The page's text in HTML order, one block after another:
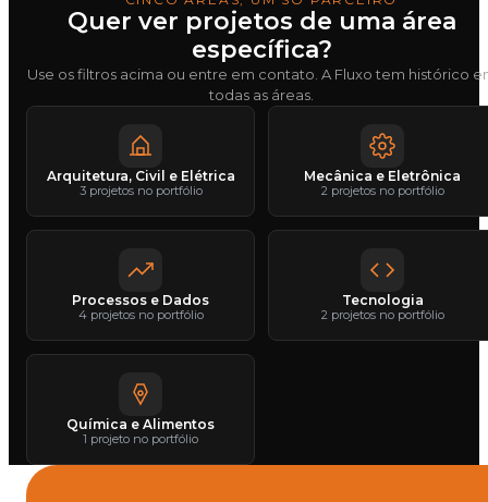
Quer ver projetos de uma área
específica?
Use os filtros acima ou entre em contato. A Fluxo tem histórico
todas as áreas.
Arquitetura, Civil e Elétrica
3 projetos no portfólio
Mecânica e Eletrônica
2 projetos no portfólio
Processos e Dados
4 projetos no portfólio
Tecnologia
2 projetos no portfólio
Química e Alimentos
1 projeto no portfólio